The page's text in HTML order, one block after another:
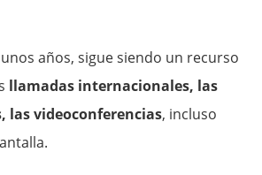
años, sigue siendo un recurso
llamadas internacionales, las
las videoconferencias, incluso